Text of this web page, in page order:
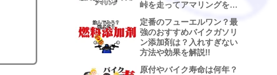
峠を走ってアマリングを観
定番のフューエルワン？最
強のおすすめバイクガソリ
ン添加剤は？入れすぎない
方法や効果を解説!!
原付やバイク寿命は何年？